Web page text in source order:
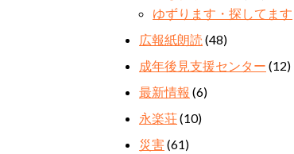
ゆずります・探してます
広報紙朗読 (48)
成年後見支援センター (12)
最新情報 (6)
永楽荘(10)
災害(61)